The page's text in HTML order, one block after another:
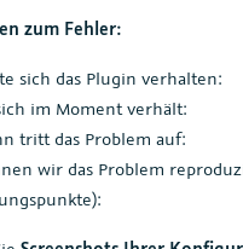
zum Fehler:
sich das Plugin verhalten:
im Moment verhält:
tritt das Problem auf:
wir das Problem